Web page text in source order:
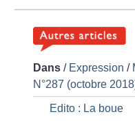
Dans / Expression /
N°287 (octobre
Edito : La boue